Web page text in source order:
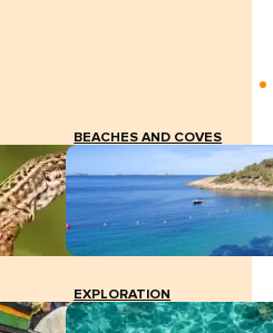
BEACHES AND COVES
EXPLORATION